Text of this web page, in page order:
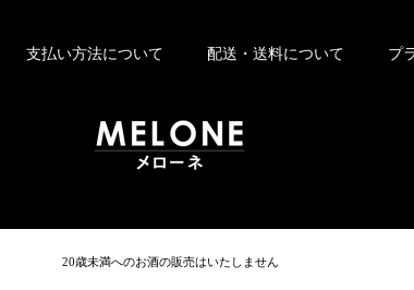
支払い方法について 配送・送料について プ
20歳未満へのお酒の販売はいたしません